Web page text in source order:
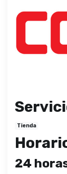
Tienda
24